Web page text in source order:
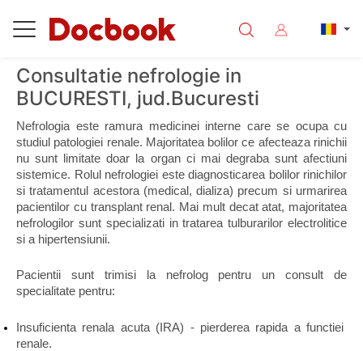
Consultatie nefrologie in
BUCURESTI, jud.Bucuresti
Nefrologia este ramura medicinei interne care se ocupa cu
studiul patologiei renale. Majoritatea bolilor ce afecteaza rinichii
nu sunt limitate doar la organ ci mai degraba sunt afectiuni
sistemice. Rolul nefrologiei este diagnosticarea bolilor rinichilor
si tratamentul acestora (medical, dializa) precum si urmarirea
pacientilor cu transplant renal. Mai mult decat atat, majoritatea
nefrologilor sunt specializati in tratarea tulburarilor electrolitice
si a hipertensiunii.
Pacientii sunt trimisi la nefrolog pentru un consult de
specialitate pentru:
Insuficienta renala acuta (IRA) - pierderea rapida a functiei
renale.